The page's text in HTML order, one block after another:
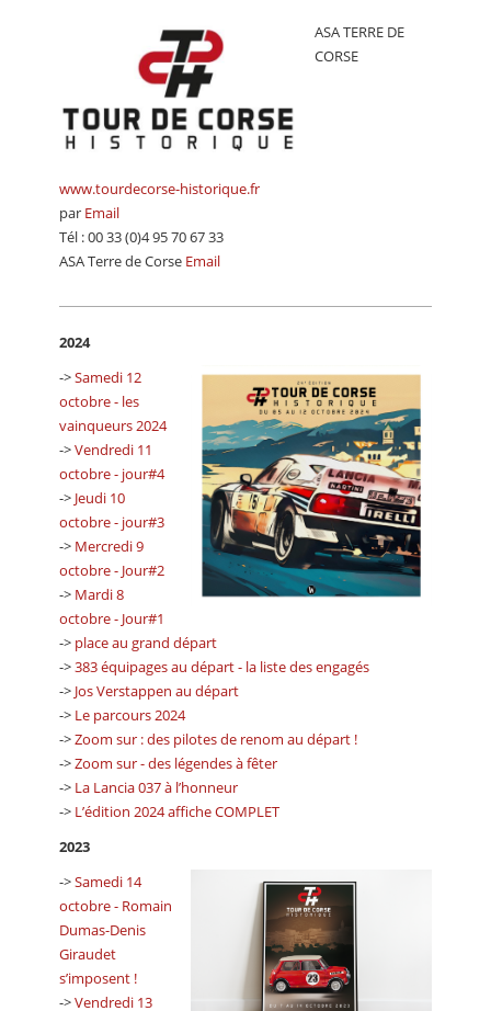
ASA TERRE DE
CORSE
www.tourdecorse-historique.fr
par Email
Tél : 00 33 (0)4 95 70 67 33
ASA Terre de Corse Email
2024
->Samedi 12
octobre - les
vainqueurs 2024
->Vendredi 11
octobre - jour#4
-> Jeudi 10
octobre - jour#3
-> Mercredi 9
octobre - Jour#2
-> Mardi 8
octobre - Jour#1
-> place au grand départ
->383 équipages au départ - la liste des engagés
-> Jos Verstappen au départ
-> Le parcours 2024
->Zoom sur : des pilotes de renom au départ !
->Zoom sur - des légendes à fêter
-> La Lancia 037 à l’honneur
-> L’édition 2024 affiche COMPLET
2023
->Samedi 14
octobre - Romain
Dumas-Denis
Giraudet
s’imposent !
->Vendredi 13